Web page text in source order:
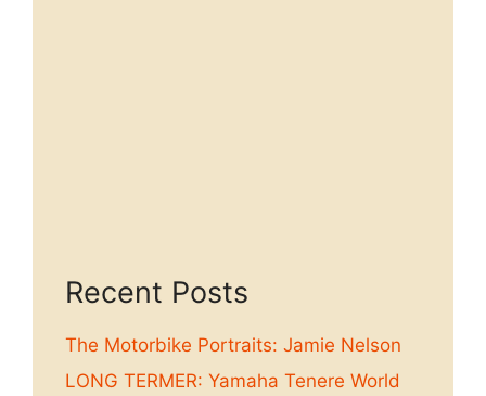
Recent Posts
The Motorbike Portraits: Jamie Nelson
LONG TERMER: Yamaha Tenere World